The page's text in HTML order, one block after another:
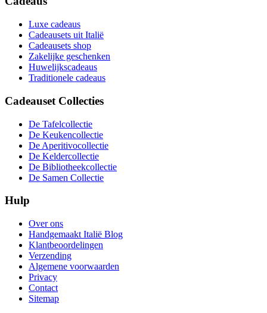
Luxe cadeaus
Cadeausets uit Italië
Cadeausets shop
Zakelijke geschenken
Huwelijkscadeaus
Traditionele cadeaus
Cadeauset Collecties
De Tafelcollectie
De Keukencollectie
De Aperitivocollectie
De Keldercollectie
De Bibliotheekcollectie
De Samen Collectie
Hulp
Over ons
Handgemaakt Italië Blog
Klantbeoordelingen
Verzending
Algemene voorwaarden
Privacy
Contact
Sitemap